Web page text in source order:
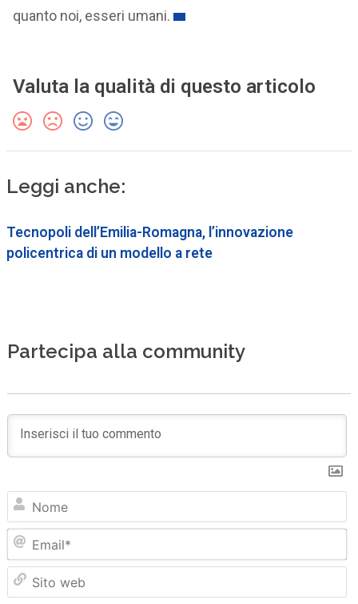
quanto noi, esseri umani.
Valuta la qualità di questo articolo
Leggi anche:
Tecnopoli dell’Emilia-Romagna, l’innovazione
policentrica di un modello a rete
Partecipa alla community